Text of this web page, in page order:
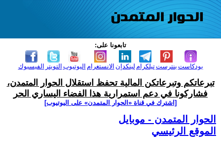
تابعونا على:
الفيسبوك التويتر اليوتيوب الانستغرام لينكدإن تيلكرامبنترست بودكاست
تبرعاتكم وتبرعاتكن المالية تحفظ استقلال الحوار المتمدن،
فشاركونا في دعم استمرارية هذا الفضاء اليساري الحر
[اشترك في قناة ‫«الحوار المتمدن» على اليوتيوب]
الحوار المتمدن - موبايل
الموقع الرئيسي